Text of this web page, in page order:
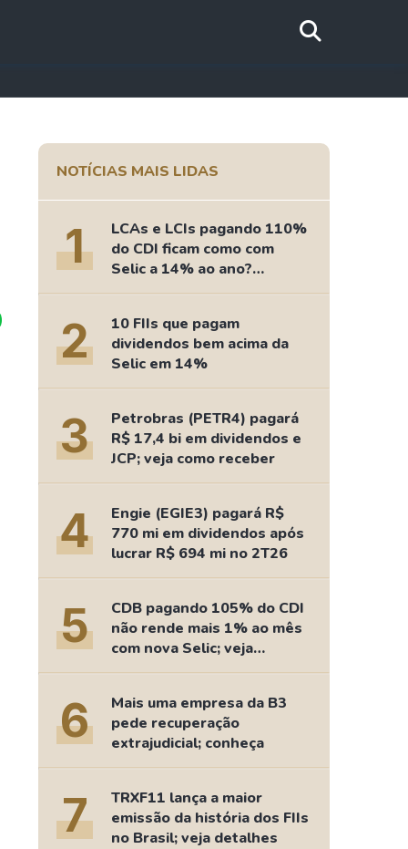
NOTÍCIAS MAIS LIDAS
1
LCAs e LCIs pagando 110%
do CDI ficam como com
Selic a 14% ao ano?
Fizemos as contas
2
10 FIIs que pagam
dividendos bem acima da
Selic em 14%
3
Petrobras (PETR4) pagará
R$ 17,4 bi em dividendos e
JCP; veja como receber
4
Engie (EGIE3) pagará R$
770 mi em dividendos após
lucrar R$ 694 mi no 2T26
5
CDB pagando 105% do CDI
não rende mais 1% ao mês
com nova Selic; veja
retorno
6
Mais uma empresa da B3
pede recuperação
extrajudicial; conheça
7
TRXF11 lança a maior
emissão da história dos FIIs
no Brasil; veja detalhes